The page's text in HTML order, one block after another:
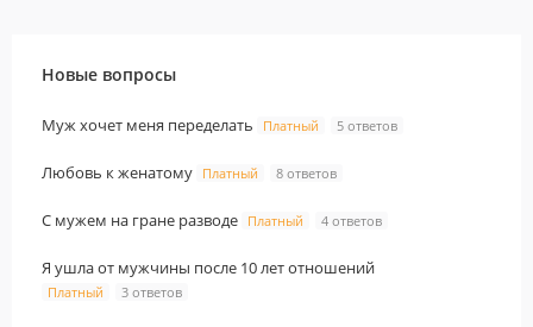
Новые вопросы
Муж хочет меня переделать Платный 5 ответов
Любовь к женатому Платный 8 ответов
С мужем на гране разводе Платный 4 ответов
Я ушла от мужчины после 10 лет отношений
Платный 3 ответов